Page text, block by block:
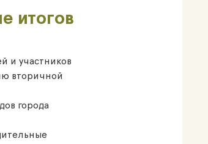
итогов
и участников
вторичной
города